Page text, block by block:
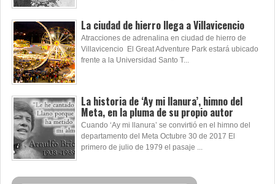
La ciudad de hierro llega a Villavicencio
Atracciones de adrenalina en ciudad de hierro de
Villavicencio El Great Adventure Park estará ubicado
frente a la Universidad Santo T...
La historia de ‘Ay mi llanura’, himno del
Meta, en la pluma de su propio autor
Cuando ‘Ay mi llanura’ se convirtió en el himno del
departamento del Meta Octubre 30 de 2017 El
primero de julio de 1979 el pasaje ...